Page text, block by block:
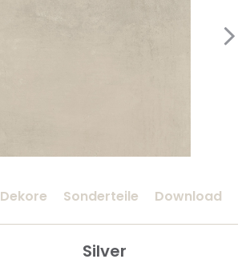
Dekore Sonderteile Download
Silver